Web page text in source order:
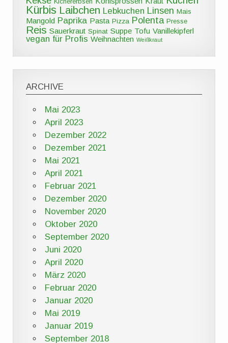
Kürbis Laibchen Lebkuchen Linsen Mais
Mangold Paprika Pasta Pizza Polenta Presse
Reis Sauerkraut Spinat Suppe Tofu Vanillekipferl
vegan für Profis Weihnachten Weißkraut
ARCHIVE
Mai 2023
April 2023
Dezember 2022
Dezember 2021
Mai 2021
April 2021
Februar 2021
Dezember 2020
November 2020
Oktober 2020
September 2020
Juni 2020
April 2020
März 2020
Februar 2020
Januar 2020
Mai 2019
Januar 2019
September 2018